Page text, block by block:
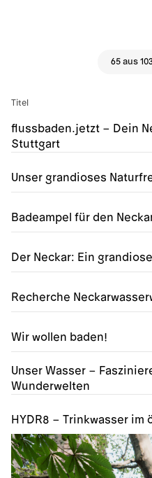
65 aus
Titel
flussbaden.jetzt – Dein
Stuttgart
Unser grandioses
Badeampel für den
Der Neckar: Ein
Recherche
Wir wollen baden!
Unser Wasser –
Wunderwelten
HYDR8 – Trinkwasser im